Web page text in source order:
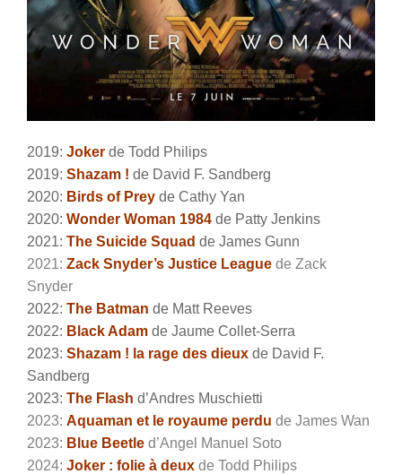
2019: Joker de Todd Philips
2019: Shazam ! de David F. Sandberg
2020: Birds of Prey de Cathy Yan
2020: Wonder Woman 1984 de Patty Jenkins
2021: The Suicide Squad de James Gunn
2021: Zack Snyder’s Justice League de Zack
Snyder
2022: The Batman de Matt Reeves
2022: Black Adam de Jaume Collet-Serra
2023: Shazam ! la rage des dieux de David F.
Sandberg
2023: The Flash d’Andres Muschietti
2023: Aquaman et le royaume perdu de James Wan
2023: Blue Beetle d’Angel Manuel Soto
2024: Joker : folie à deux de Todd Philips